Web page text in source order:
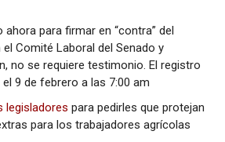
para firmar en “contra” del
Comité Laboral del Senado y
no se requiere testimonio. El registro
9 de febrero a las 7:00 am
legisladores para pedirles que protejan
para los trabajadores agrícolas